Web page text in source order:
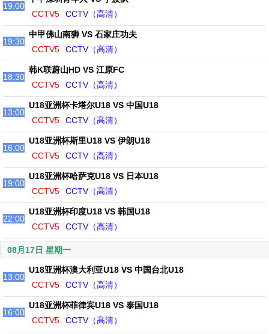
19:00
CCTV5
CCTV（高清）
19:30
中甲佛山南狮 VS 石家庄功夫
CCTV5
CCTV（高清）
18:30
韩K联蔚山HD VS 江原FC
CCTV5
CCTV（高清）
13:00
U18亚洲杯卡塔尔U18 VS 中国U18
CCTV5
CCTV（高清）
16:00
U18亚洲杯斯里U18 VS 伊朗U18
CCTV5
CCTV（高清）
19:00
U18亚洲杯哈萨克U18 VS 日本U18
CCTV5
CCTV（高清）
22:00
U18亚洲杯印度U18 VS 韩国U18
CCTV5
CCTV（高清）
08月17日 星期一
13:00
U18亚洲杯澳大利亚U18 VS 中国台北U18
CCTV5
CCTV（高清）
16:00
U18亚洲杯菲律宾U18 VS 泰国U18
CCTV5
CCTV（高清）